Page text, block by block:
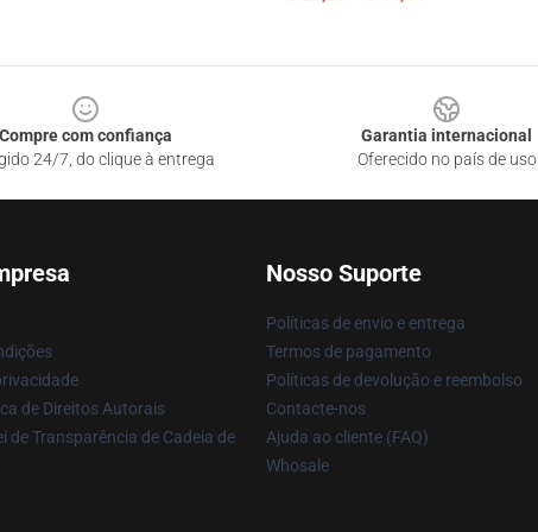
Compre com confiança
24/7, do clique à entrega
Garantia internacional
Oferecido no país de uso
de Direitos Autorais
de Transparência de Cadeia de
Nosso Suporte
Políticas de envio e entrega
Termos de pagamento
Políticas de devolução e reembolso
Contacte-nos
Ajuda ao cliente (FAQ)
Whosale